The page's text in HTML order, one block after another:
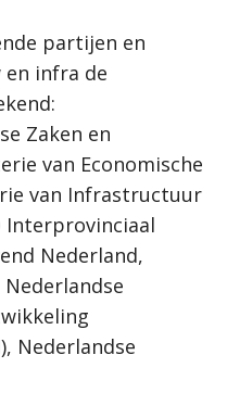
partijen en
infra de
Zaken en
van Economische
van Infrastructuur
Interprovinciaal
Nederland,
Nederlandse